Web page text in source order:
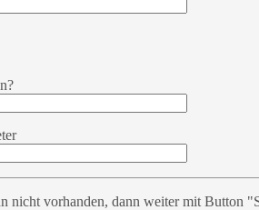
nicht vorhanden, dann weiter mit Button